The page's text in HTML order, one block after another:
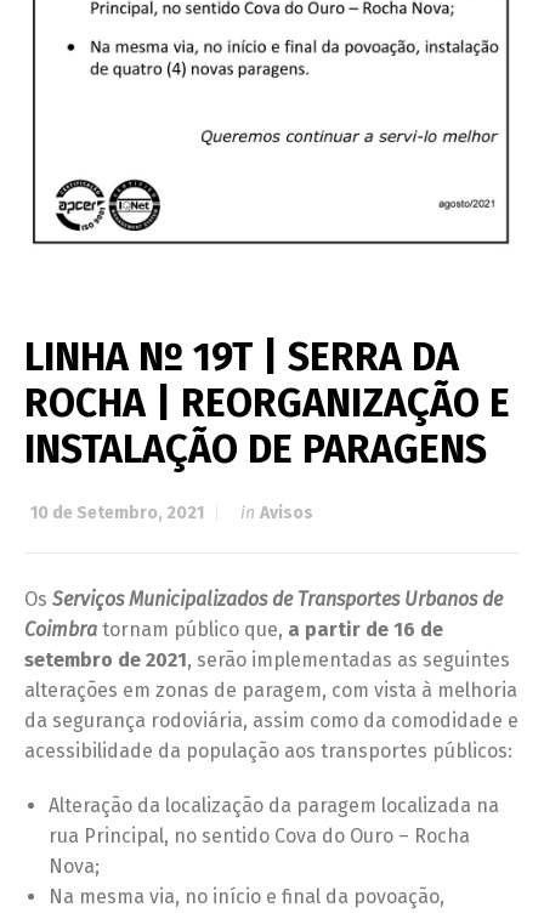
LINHA Nº 19T | SERRA DA
ROCHA | REORGANIZAÇÃO E
INSTALAÇÃO DE PARAGENS
10 de Setembro, 2021 in Avisos
Os Serviços Municipalizados de Transportes Urbanos de
Coimbra tornam público que, a partir de 16 de
setembro de 2021, serão implementadas as seguintes
alterações em zonas de paragem, com vista à melhoria
da segurança rodoviária, assim como da comodidade e
acessibilidade da população aos transportes públicos:
Alteração da localização da paragem localizada na
rua Principal, no sentido Cova do Ouro – Rocha
Nova;
Na mesma via, no início e final da povoação,